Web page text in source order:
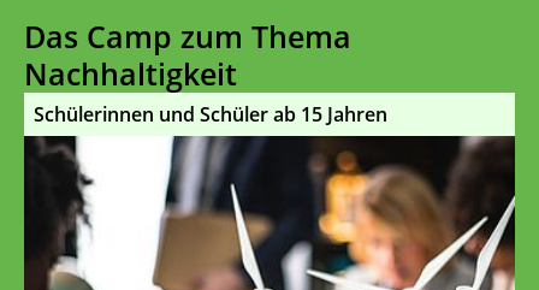
Das Camp zum Thema
Nachhaltigkeit
Schülerinnen und Schüler ab 15 Jahren